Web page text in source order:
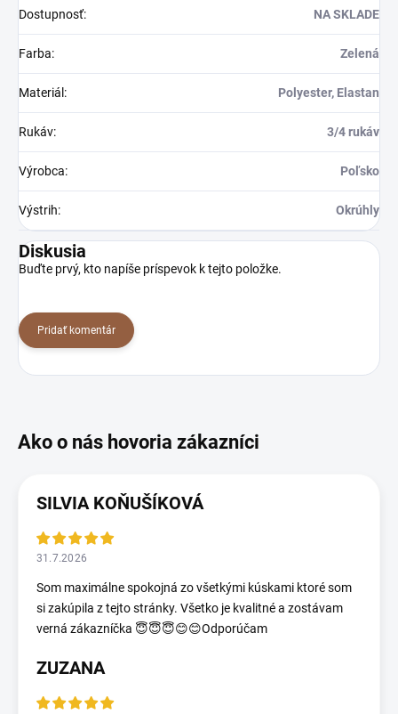
Dostupnosť: NA SKLADE
Farba: Zelená
Materiál: Polyester, Elastan
Rukáv: 3/4 rukáv
Výrobca: Poľsko
Výstrih: Okrúhly
Diskusia
Buďte prvý, kto napíše príspevok k tejto položke.
Pridať komentár
SILVIA KOŇUŠÍKOVÁ
31.7.2026
Som maximálne spokojná zo všetkými kúskami ktoré som
si zakúpila z tejto stránky. Všetko je kvalitné a zostávam
verná zákazníčka 😇😇😇😊😊Odporúčam
ZUZANA